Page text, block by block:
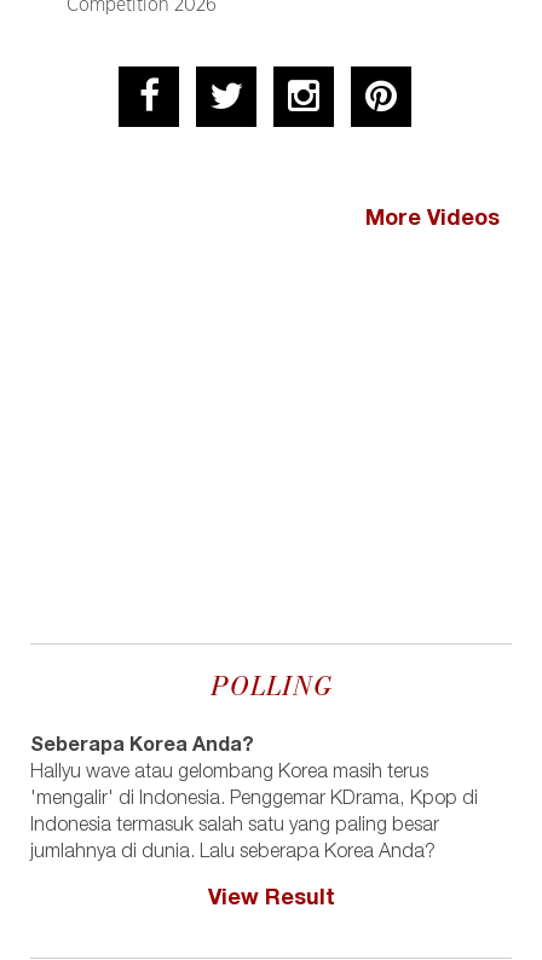
Competition 2026
More Videos
POLLING
Seberapa Korea Anda?
Hallyu wave atau gelombang Korea masih terus
'mengalir' di Indonesia. Penggemar KDrama, Kpop di
Indonesia termasuk salah satu yang paling besar
jumlahnya di dunia. Lalu seberapa Korea Anda?
View Result